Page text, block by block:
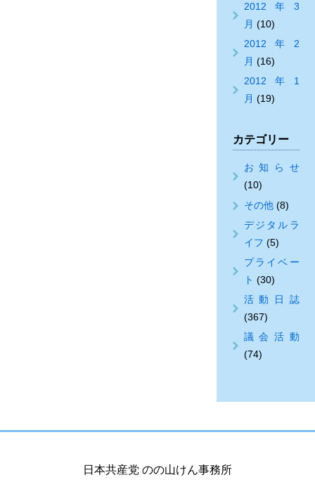
2012年3
月 (10)
2012年2
月 (16)
2012年1
月 (19)
カテゴリー
お知らせ
(10)
その他(8)
デジタルラ
イフ (5)
プライベー
ト (30)
活動日誌
(367)
議会活動
(74)
日本共産党 のの山けん事務所